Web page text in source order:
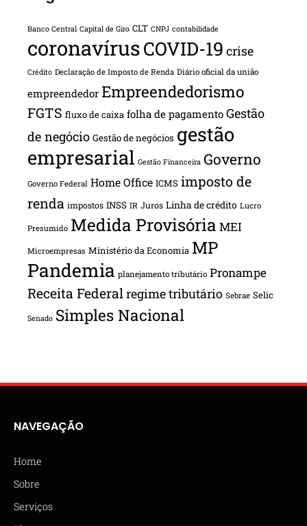
Banco Central Capital de Giro CLT CNPJ contabilidade
coronavírusCOVID-19 crise
Crédito Declaração de Imposto de Renda Diário oficial da união
empreendedor Empreendedorismo
FGTS fluxo de caixa folha de pagamento Gestão
de negócio Gestão de negócios gestão
empresarial Gestão Financeira Governo
Governo Federal Home Office ICMS imposto de
renda impostos INSS IR Juros Linha de crédito Lucro
Presumido Medida Provisória MEI
Microempresas Ministério da Economia MP
Pandemia planejamento tributário Pronampe
Receita Federalregime tributário Sebrae Selic
Senado Simples Nacional
NAVEGAÇÃO
Home
Sobre
Serviços